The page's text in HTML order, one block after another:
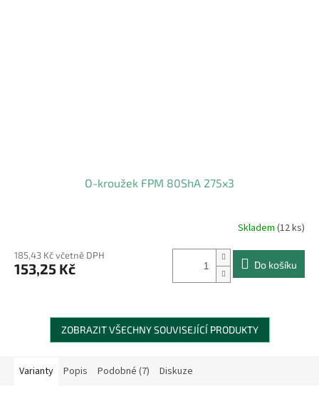
O-kroužek FPM 80ShA 275x3
Skladem (12 ks)
185,43 Kč včetně DPH
153,25 Kč Do košíku
ZOBRAZIT VŠECHNY SOUVISEJÍCÍ PRODUKTY
Varianty Popis Podobné (7) Diskuze